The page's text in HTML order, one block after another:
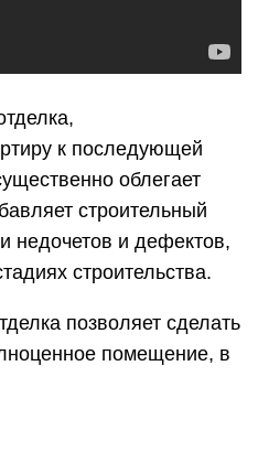
к последующей
облегает
строительный
недочетов и дефектов,
строительства.
позволяет сделать
помещение, в